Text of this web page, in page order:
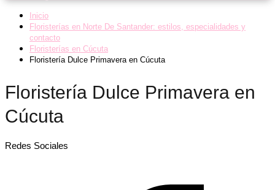
Inicio
Floristerías en Norte De Santander: estilos, especialidades y
contacto
Floristerías en Cúcuta
Floristería Dulce Primavera en Cúcuta
Floristería Dulce Primavera en
Cúcuta
Redes Sociales